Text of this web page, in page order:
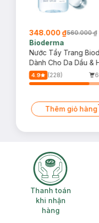
348.000 ₫560.000 ₫
Bioderma
Nước Tẩy Trang
Dành Cho Da Dầu &
500ml
4.9 (228)
Thêm giỏ hàng
Thanh toán
Thanh toán
khi nhận
hàng